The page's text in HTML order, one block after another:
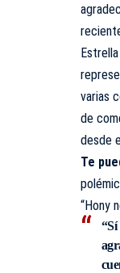
varias
de
desde
Te
“Hony